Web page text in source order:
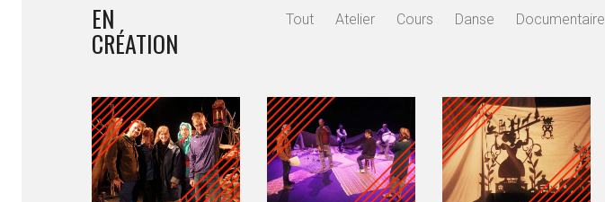
EN
CRÉATION
Tout Atelier Cours Danse Documentaire